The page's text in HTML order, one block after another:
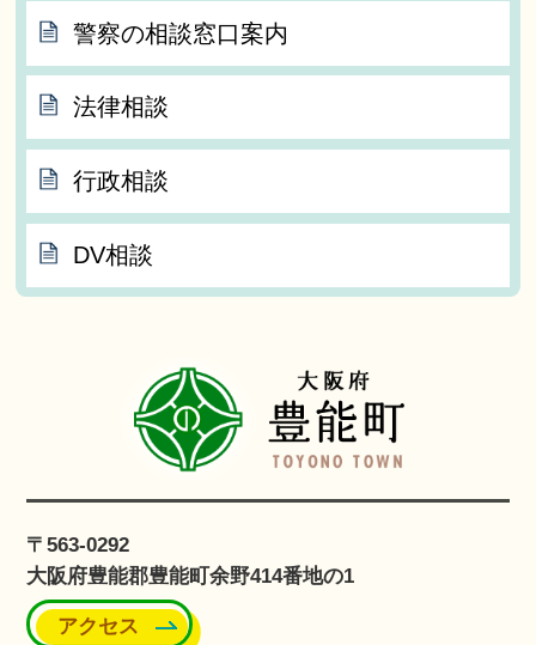
警察の相談窓口案内
法律相談
行政相談
DV相談
〒563-0292
大阪府豊能郡豊能町余野414番地の1
アクセス